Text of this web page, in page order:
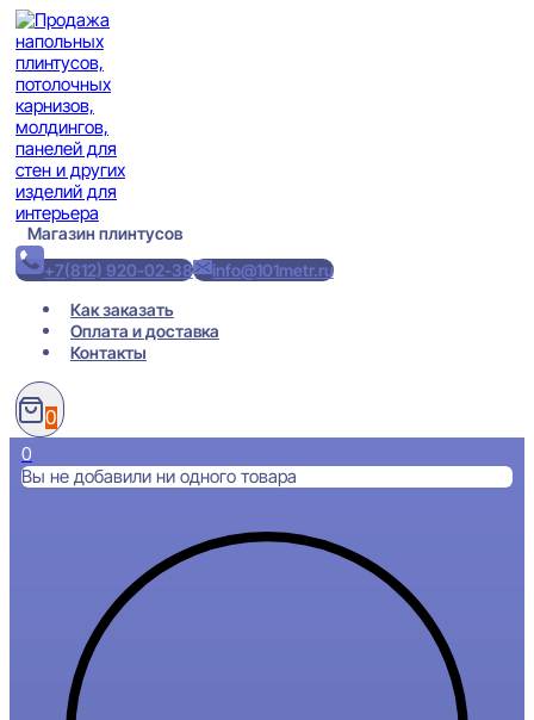
Перейти
к
содержимому
Магазин плинтусов
+7(812) 920-02-38
info@101metr.ru
Как заказать
Оплата и доставка
Контакты
0
0
Вы не добавили ни одного товара